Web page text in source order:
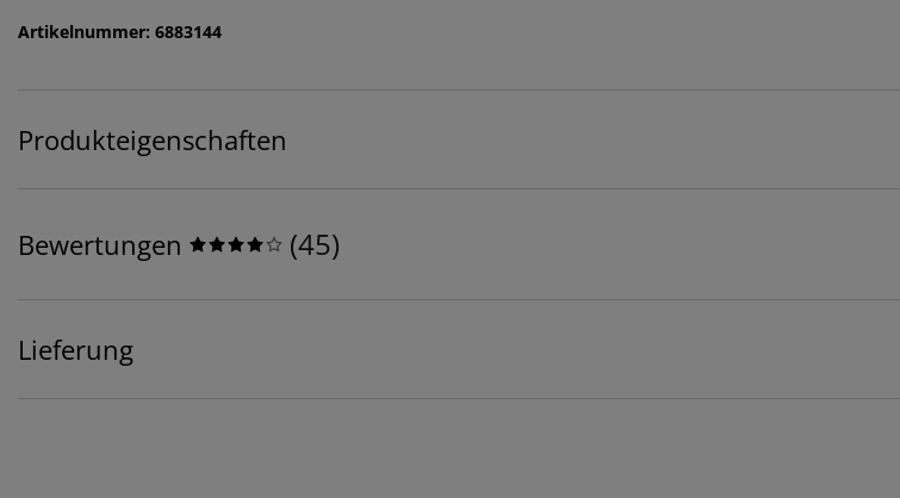
Artikelnummer: 6883144
Produkteigenschaften
Bewertungen (45)
Lieferung